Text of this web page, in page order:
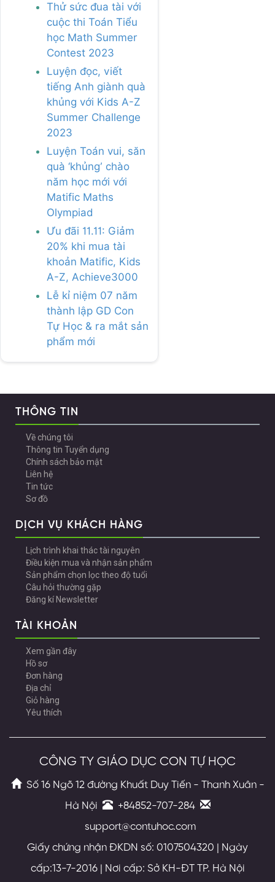
Thử sức đua tài với
cuộc thi Toán Tiểu
học Math Summer
Contest 2023
Luyện đọc, viết
tiếng Anh giành quà
khủng với Kids A-Z
Summer Challenge
2023
Luyện Toán vui, săn
quà ‘khủng’ chào
năm học mới với
Matific Maths
Olympiad
Ưu đãi 11.11: Giảm
20% khi mua tài
khoản Matific, Kids
A-Z, Achieve3000
Lễ kỉ niệm 07 năm
thành lập GD Con
Tự Học & ra mắt sản
phẩm mới
THÔNG TIN
Về chúng tôi
Thông tin Tuyển dụng
Chính sách bảo mật
Liên hệ
Tin tức
Sơ đồ
DỊCH VỤ KHÁCH HÀNG
Lịch trình khai thác tài nguyên
Điều kiện mua và nhận sản phẩm
Sản phẩm chọn lọc theo độ tuổi
Câu hỏi thường gặp
Đăng kí Newsletter
TÀI KHOẢN
Xem gần đây
Hồ sơ
Đơn hàng
Địa chỉ
Giỏ hàng
Yêu thích
CÔNG TY GIÁO DỤC CON TỰ HỌC
Số 16 Ngõ 12 đường Khuất Duy Tiến - Thanh Xuân -
Hà Nội
+84852-707-284
support@contuhoc.com
Giấy chứng nhận ĐKDN số: 0107504320 | Ngày
cấp:13-7-2016 | Nơi cấp: Sở KH-ĐT TP. Hà Nội